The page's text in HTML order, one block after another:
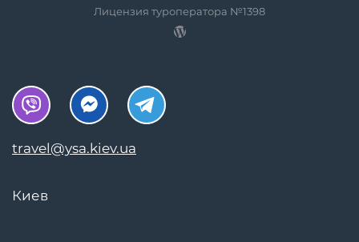
Лицензия туроператора №1398
travel@ysa.kiev.ua
Киев